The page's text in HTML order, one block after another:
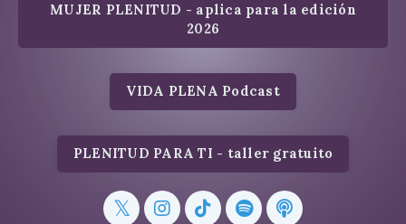
MUJER PLENITUD - aplica para la edición
2026
VIDA PLENA Podcast
PLENITUD PARA TI - taller gratuito